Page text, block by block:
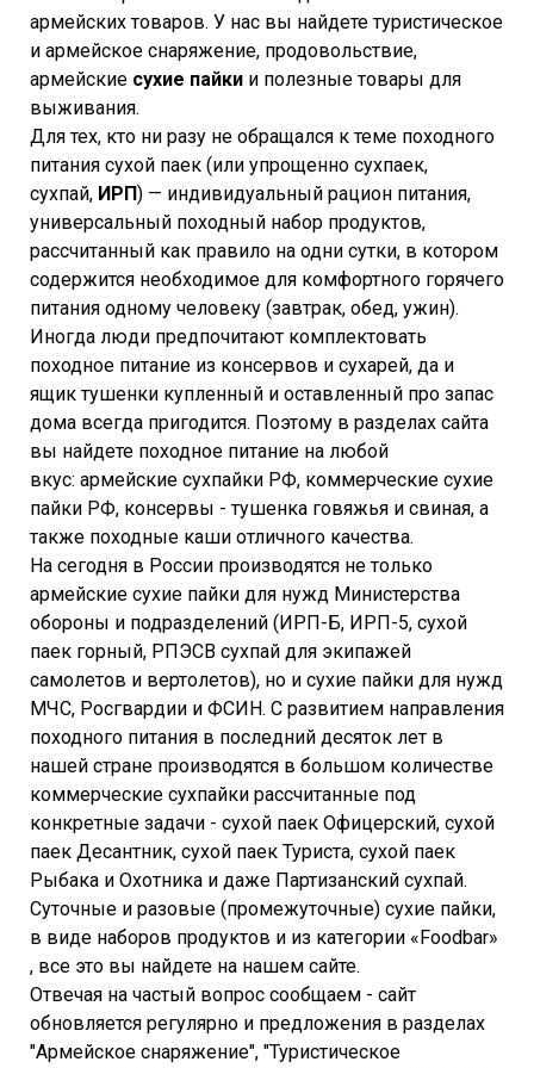
армейских товаров. У нас вы найдете туристическое
и армейское снаряжение, продовольствие,
армейские сухие пайки и полезные товары для
выживания.
Для тех, кто ни разу не обращался к теме походного
питания сухой паек (или упрощенно сухпаек,
сухпай, ИРП) — индивидуальный рацион питания,
универсальный походный набор продуктов,
рассчитанный как правило на одни сутки, в котором
содержится необходимое для комфортного горячего
питания одному человеку (завтрак, обед, ужин).
Иногда люди предпочитают комплектовать
походное питание из консервов и сухарей, да и
ящик тушенки купленный и оставленный про запас
дома всегда пригодится. Поэтому в разделах сайта
вы найдете походное питание на любой
вкус: армейские сухпайки РФ, коммерческие сухие
пайки РФ, консервы - тушенка говяжья и свиная, а
также походные каши отличного качества.
На сегодня в России производятся не только
армейские сухие пайки для нужд Министерства
обороны и подразделений (ИРП-Б, ИРП-5, сухой
паек горный, РПЭСВ сухпай для экипажей
самолетов и вертолетов), но и сухие пайки для нужд
МЧС, Росгвардии и ФСИН. С развитием направления
походного питания в последний десяток лет в
нашей стране производятся в большом количестве
коммерческие сухпайки рассчитанные под
конкретные задачи - сухой паек Офицерский, сухой
паек Десантник, сухой паек Туриста, сухой паек
Рыбака и Охотника и даже Партизанский сухпай.
Суточные и разовые (промежуточные) сухие пайки,
в виде наборов продуктов и из категории «Foodbar»
, все это вы найдете на нашем сайте.
Отвечая на частый вопрос сообщаем - сайт
обновляется регулярно и предложения в разделах
"Армейское снаряжение", "Туристическое